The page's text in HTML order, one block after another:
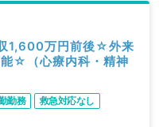
1,600万円前後☆外来
☆（心療内科・精神
勤務
救急対応なし